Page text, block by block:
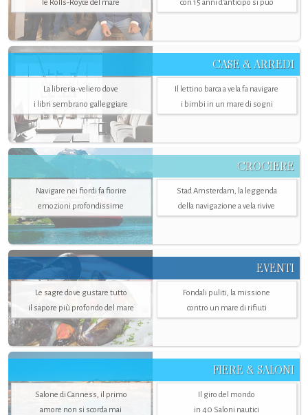
le Rolls-Royce del mare con 15 anni d'anticipo si può
CASE & ARREDI
La libreria-veliero dove
i libri sembrano galleggiare
Il lettino barca a vela fa navigare
i bimbi in un mare di sogni
CROCIERE
Navigare nei fiordi fa fiorire
emozioni profondissime
Stad Amsterdam, la leggenda
della navigazione a vela rivive
EVENTI
Le sagre dove gustare tutto
il sapore più profondo del mare
Fondali puliti, la missione
contro un mare di rifiuti
FIERE & SALONI
Salone di Canness, il primo
amore non si scorda mai
Il giro del mondo
in 40 Saloni nautici